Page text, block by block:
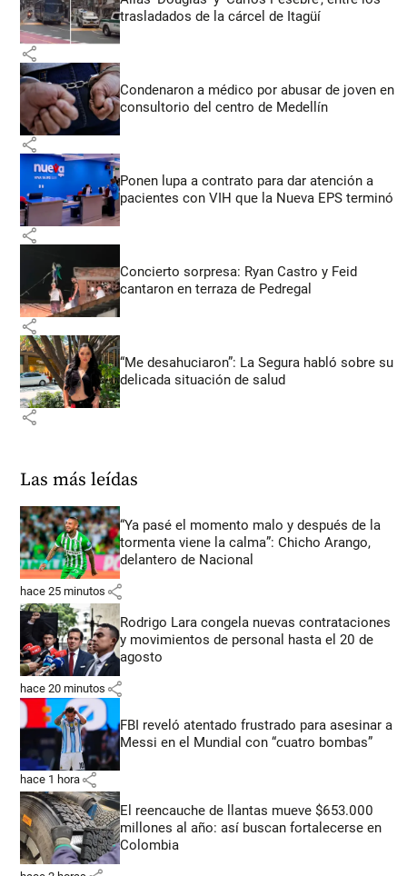
trasladados de la cárcel de Itagüí
share
Condenaron a médico por abusar de joven en
consultorio del centro de Medellín
share
Ponen lupa a contrato para dar atención a
pacientes con VIH que la Nueva EPS terminó
share
Concierto sorpresa: Ryan Castro y Feid
cantaron en terraza de Pedregal
share
“Me desahuciaron”: La Segura habló sobre su
delicada situación de salud
share
Las más leídas
“Ya pasé el momento malo y después de la
tormenta viene la calma”: Chicho Arango,
delantero de Nacional
hace 25 minutos share
Rodrigo Lara congela nuevas contrataciones
y movimientos de personal hasta el 20 de
agosto
hace 20 minutos share
FBI reveló atentado frustrado para asesinar a
Messi en el Mundial con “cuatro bombas”
hace 1 hora share
El reencauche de llantas mueve $653.000
millones al año: así buscan fortalecerse en
Colombia